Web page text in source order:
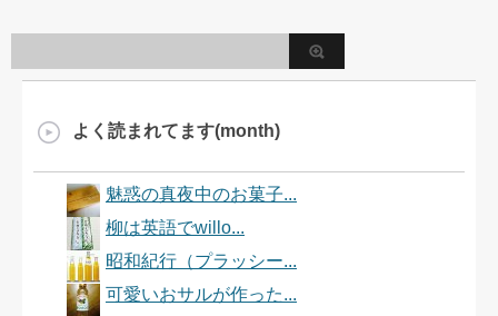
よく読まれてます(month)
魅惑の真夜中のお菓子...
柳は英語でwillo...
昭和紀行（プラッシー...
可愛いおサルが作った...